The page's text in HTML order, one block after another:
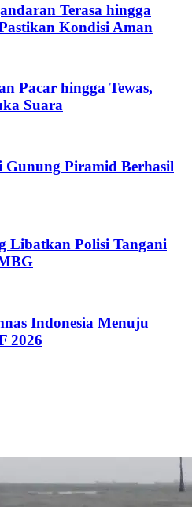
Terasa hingga
Kondisi Aman
Pacar hingga Tewas,
Suara
Gunung Piramid Berhasil
Libatkan Polisi Tangani
Indonesia Menuju
2026